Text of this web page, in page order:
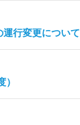
行変更について